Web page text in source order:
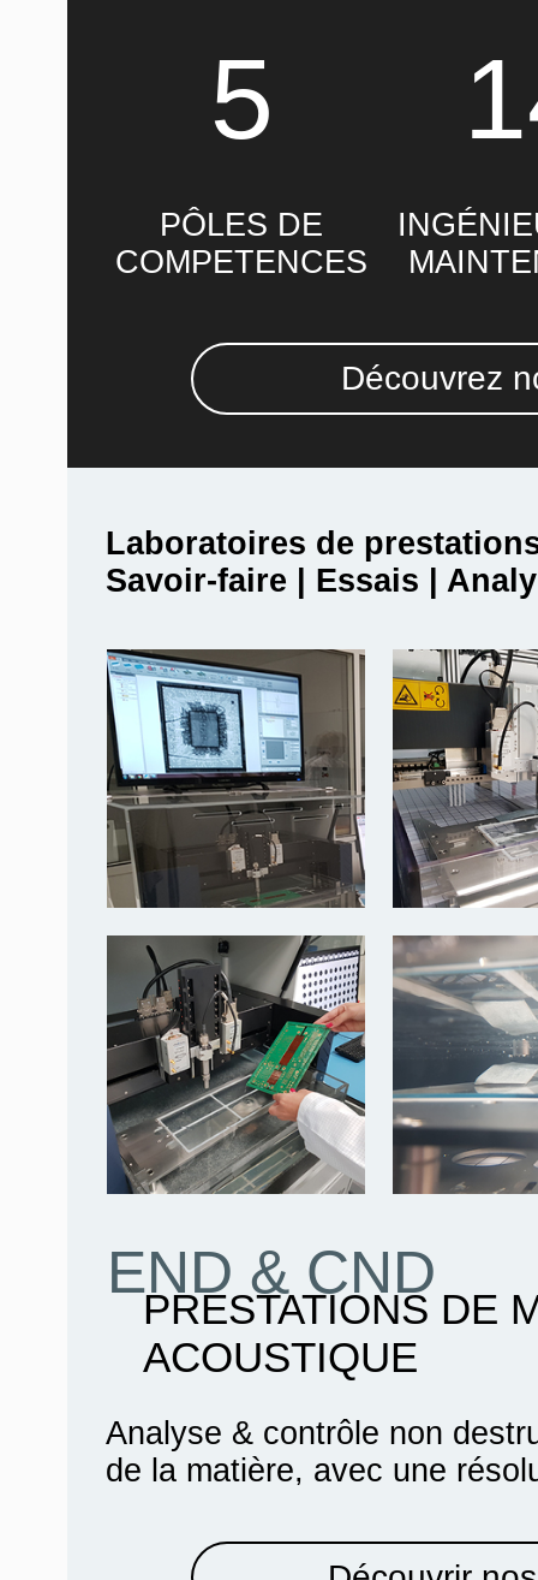
Découvrez
5
PÔLES DE
COMPETENCES
Laboratoires de
Savoir-faire | Essais |
Analyse & contrôle non
de la matière, avec une
END & CND
PRESTATIONS DE
ACOUSTIQUE